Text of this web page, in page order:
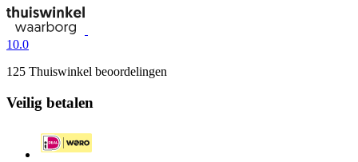
10.0
125 Thuiswinkel beoordelingen
Veilig betalen